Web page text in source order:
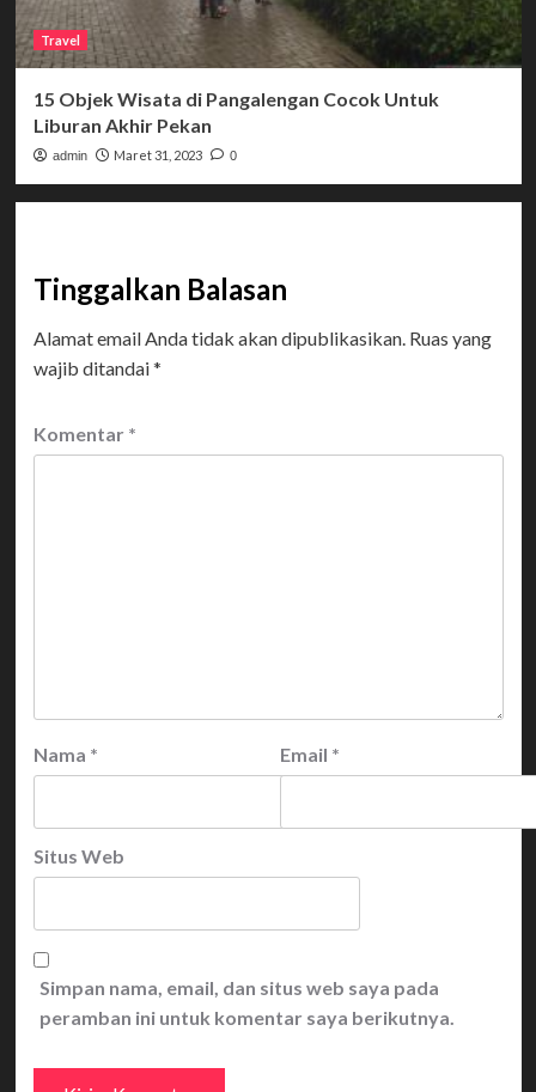
Travel
15 Objek Wisata di Pangalengan Cocok Untuk
Liburan Akhir Pekan
admin Maret 31, 2023 0
Tinggalkan Balasan
Alamat email Anda tidak akan dipublikasikan. Ruas yang
wajib ditandai*
Komentar *
Nama * Email *
Situs Web
Simpan nama, email, dan situs web saya pada
peramban ini untuk komentar saya berikutnya.